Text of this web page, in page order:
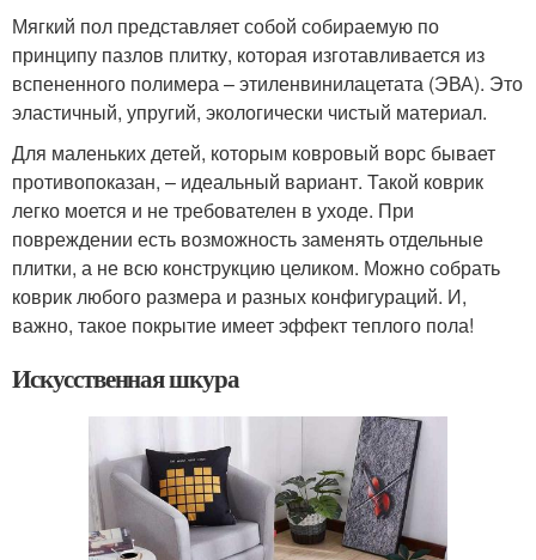
Мягкий пол представляет собой собираемую по
принципу пазлов плитку, которая изготавливается из
вспененного полимера – этиленвинилацетата (ЭВА). Это
эластичный, упругий, экологически чистый материал.
Для маленьких детей, которым ковровый ворс бывает
противопоказан, – идеальный вариант. Такой коврик
легко моется и не требователен в уходе. При
повреждении есть возможность заменять отдельные
плитки, а не всю конструкцию целиком. Можно собрать
коврик любого размера и разных конфигураций. И,
важно, такое покрытие имеет эффект теплого пола!
Искусственная шкура